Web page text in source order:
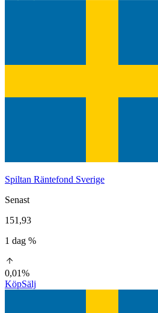
Spiltan Räntefond Sverige
Senast
151,93
1 dag %
0,01%
KöpSälj